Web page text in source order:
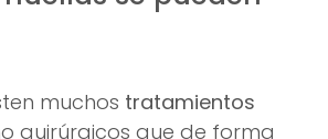
muchos tratamientos
quirúrgicos que de forma